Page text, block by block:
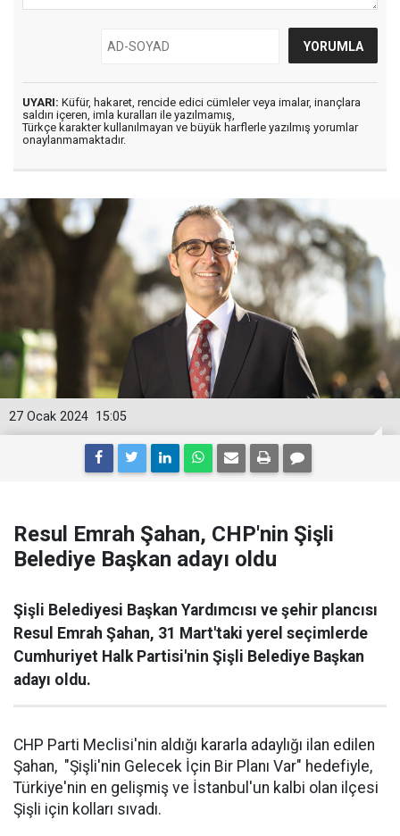
UYARI: Küfür, hakaret, rencide edici cümleler veya imalar, inançlara
saldırı içeren, imla kuralları ile yazılmamış,
Türkçe karakter kullanılmayan ve büyük harflerle yazılmış yorumlar
onaylanmamaktadır.
15:05
27 Ocak 2024
Resul Emrah Şahan, CHP'nin Şişli
Belediye Başkan adayı oldu
Şişli Belediyesi Başkan Yardımcısı ve şehir plancısı
Resul Emrah Şahan, 31 Mart'taki yerel seçimlerde
Cumhuriyet Halk Partisi'nin Şişli Belediye Başkan
adayı oldu.
CHP Parti Meclisi'nin aldığı kararla adaylığı ilan edilen
Şahan, "Şişli'nin Gelecek İçin Bir Planı Var" hedefiyle,
Türkiye'nin en gelişmiş ve İstanbul'un kalbi olan ilçesi
Şişli için kolları sıvadı.